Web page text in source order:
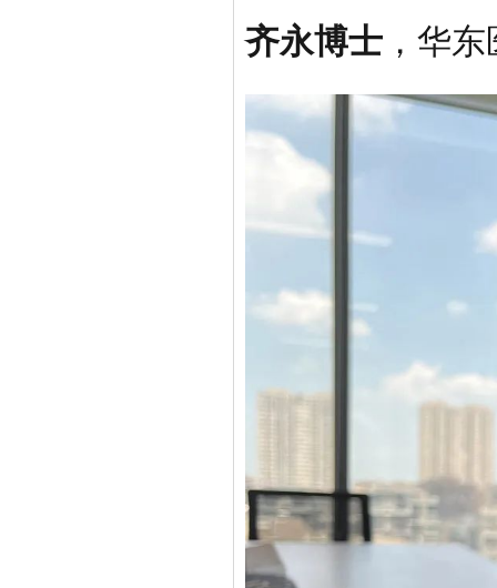
齐永博士 ，华